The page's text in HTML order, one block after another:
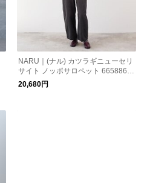
NARU｜(ナル) カツラギニューセリ
サイト ノッポサロペット 665886
オールインワン ゆったり カジュア
20,680円